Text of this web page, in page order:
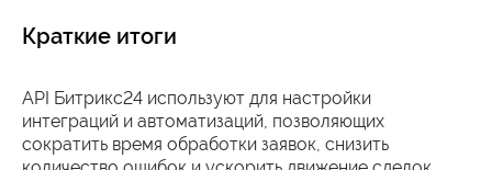
Краткие итоги
API Битрикс24 используют для настройки
интеграций и автоматизаций, позволяющих
сократить время обработки заявок, снизить